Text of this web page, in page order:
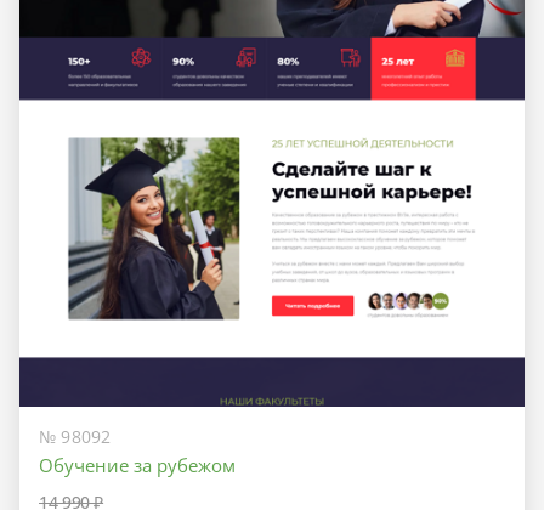
№ 98092
Обучение за рубежом
14 990 ₽